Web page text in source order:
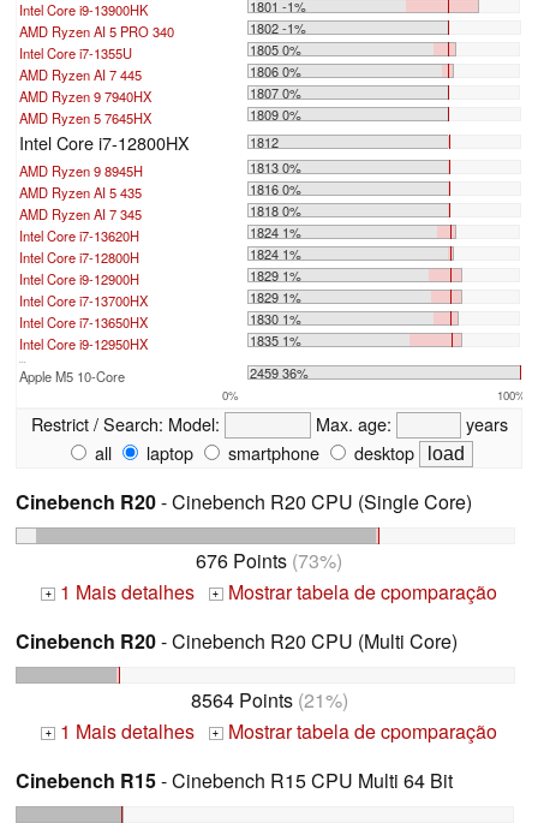
Intel Core i9-13900HK
1801 -1%
AMD Ryzen AI 5 PRO 340
1802 -1%
Intel Core i7-1355U
1805 0%
AMD Ryzen AI 7 445
1806 0%
AMD Ryzen 9 7940HX
1807 0%
AMD Ryzen 5 7645HX
1809 0%
Intel Core i7-12800HX
1812
AMD Ryzen 9 8945H
1813 0%
AMD Ryzen AI 5 435
1816 0%
AMD Ryzen AI 7 345
1818 0%
Intel Core i7-13620H
1824 1%
Intel Core i7-12800H
1824 1%
Intel Core i9-12900H
1829 1%
Intel Core i7-13700HX
1829 1%
Intel Core i7-13650HX
1830 1%
Intel Core i9-12950HX
1835 1%
...
Apple M5 10-Core 2459 36%
0% 100%
Restrict / Search: Model: Max. age:
years
all
laptop smartphone desktop
Cinebench R20- Cinebench R20 CPU (Single Core)
676 Points (73%)
+ 1 Mais detalhes + Mostrar tabela de cpomparação
Cinebench R20- Cinebench R20 CPU (Multi Core)
8564 Points(21%)
+ 1 Mais detalhes + Mostrar tabela de cpomparação
Cinebench R15- Cinebench R15 CPU Multi 64 Bit